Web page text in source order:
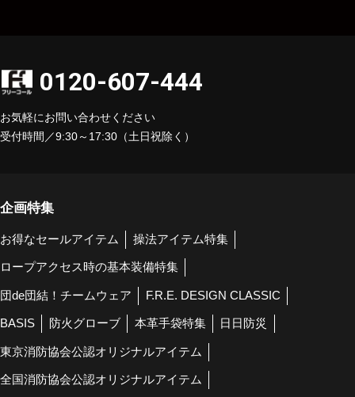
0120-607-444
お気軽にお問い合わせください
受付時間／9:30～17:30（土日祝除く）
企画特集
お得なセールアイテム 操法アイテム特集
ロープアクセス時の基本装備特集
団de団結！チームウェア F.R.E. DESIGN CLASSIC
BASIS 防火グローブ 本革手袋特集 日日防災
東京消防協会公認オリジナルアイテム
全国消防協会公認オリジナルアイテム